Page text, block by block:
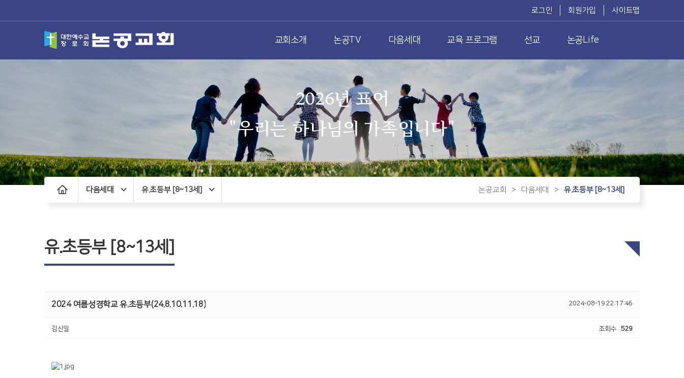
사이트맵
회원가입
로그인
교회소개 논공TV 다음세대 교육 프로그램 선교 논공Life
2026년 표어
"우리는 하나님의 가족입니다"
다음세대 유.초등부 [8~13세] 논공교회 > 다음세대 > 유.초등부 [8~13세]
유.초등부 [8~13세]
2024 여름성경학교 유.초등부(24.8.10.11.18) 2024-08-19 22:17:46
김신일 조회수 529